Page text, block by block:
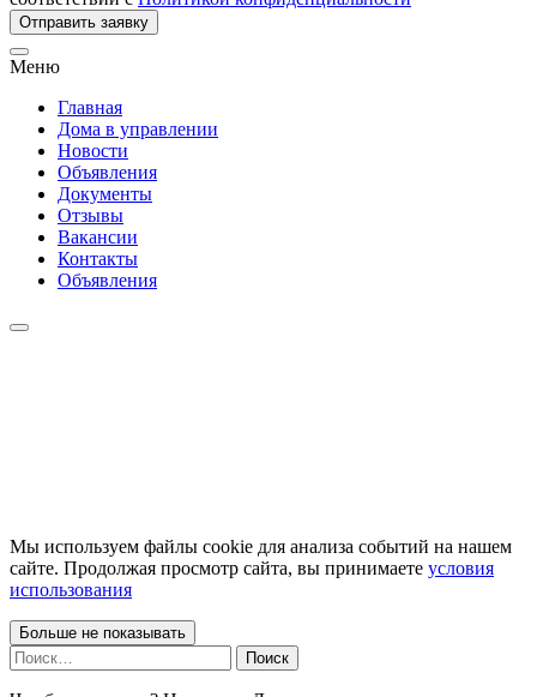
Отправить заявку
Меню
Главная
Дома в управлении
Новости
Объявления
Документы
Отзывы
Вакансии
Контакты
Объявления
Мы используем файлы cookie для анализа событий на нашем
сайте. Продолжая просмотр сайта, вы принимаете условия
использования
Больше не показывать
Найти: